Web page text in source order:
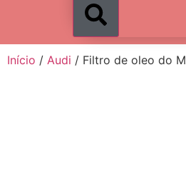
Início / Audi / Filtro de oleo do